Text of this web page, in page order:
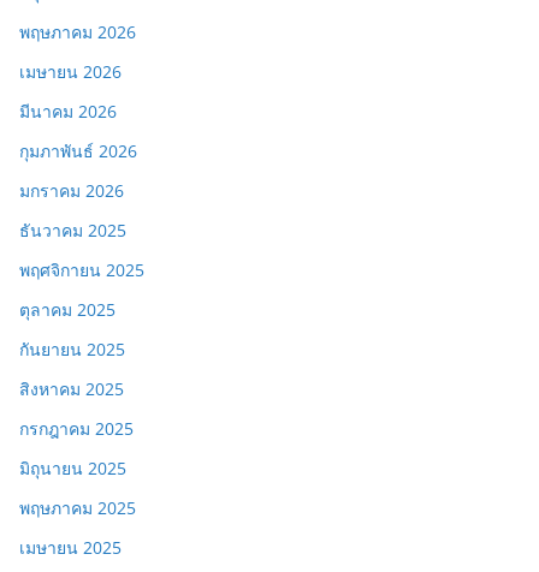
พฤษภาคม 2026
เมษายน 2026
มีนาคม 2026
กุมภาพันธ์ 2026
มกราคม 2026
ธันวาคม 2025
พฤศจิกายน 2025
ตุลาคม 2025
กันยายน 2025
สิงหาคม 2025
กรกฎาคม 2025
มิถุนายน 2025
พฤษภาคม 2025
เมษายน 2025